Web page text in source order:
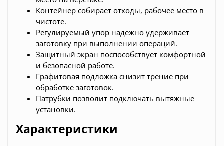
Контейнер собирает отходы, рабочее место в
чистоте.
Регулируемый упор надежно удерживает
заготовку при выполнении операций.
Защитный экран поспособствует комфортной
и безопасной работе.
Графитовая подложка снизит трение при
обработке заготовок.
Патрубки позволит подключать вытяжные
установки.
Характеристики